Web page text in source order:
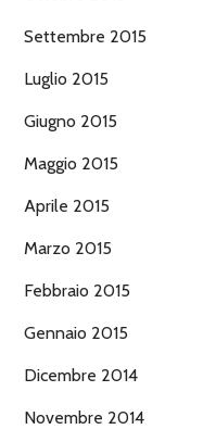
Settembre 2015
Luglio 2015
Giugno 2015
Maggio 2015
Aprile 2015
Marzo 2015
Febbraio 2015
Gennaio 2015
Dicembre 2014
Novembre 2014